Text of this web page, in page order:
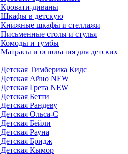
Кровати-диваны
Шкафы в детскую
Книжные шкафы и стеллажи
Письменные столы и стулья
Комоды и тумбы
Матрасы и основания для детских
Детская Тимберика Кидс
Детская Айно NEW
Детская Грета NEW
Детская Бетти
Детская Рандеву
Детская Ольса-С
Детская Бейли
Детская Рауна
Детская Бридж
Детская Кымор